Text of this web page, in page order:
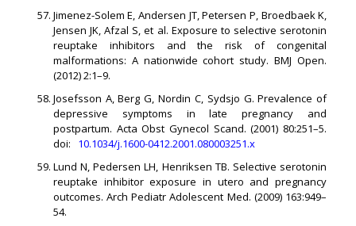
Jimenez-Solem E, Andersen JT, Petersen P, Broedbaek K,
Jensen JK, Afzal S, et al. Exposure to selective serotonin
reuptake inhibitors and the risk of congenital
malformations: A nationwide cohort study. BMJ Open.
(2012) 2:1–9.
Josefsson A, Berg G, Nordin C, Sydsjo G. Prevalence of
depressive symptoms in late pregnancy and
postpartum. Acta Obst Gynecol Scand. (2001) 80:251–5.
doi: 10.1034/j.1600-0412.2001.080003251.x
Lund N, Pedersen LH, Henriksen TB. Selective serotonin
reuptake inhibitor exposure in utero and pregnancy
outcomes. Arch Pediatr Adolescent Med. (2009) 163:949–
54.